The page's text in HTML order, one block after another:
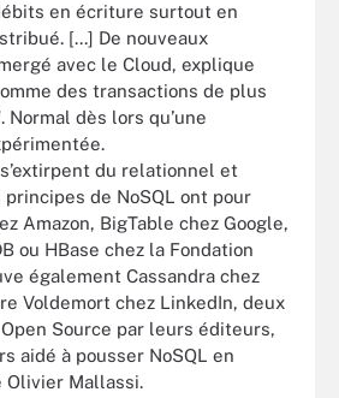
en écriture surtout en
[...] De nouveaux
avec le Cloud, explique
des transactions de plus
dès lors qu’une
du relationnel et
de NoSQL ont pour
Amazon, BigTable chez Google,
ou HBase chez la Fondation
également Cassandra chez
Voldemort chez LinkedIn, deux
Source par leurs éditeurs,
aidé à pousser NoSQL en
Olivier Mallassi.